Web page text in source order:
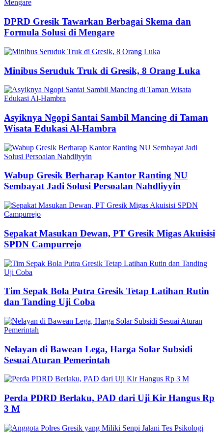
DPRD Gresik Tawarkan Berbagai Skema dan
Formula Solusi di Mengare
Minibus Seruduk Truk di Gresik, 8 Orang Luka
Asyiknya Ngopi Santai Sambil Mancing di Taman
Wisata Edukasi Al-Hambra
Wabup Gresik Berharap Kantor Ranting NU
Sembayat Jadi Solusi Persoalan Nahdliyyin
Sepakat Masukan Dewan, PT Gresik Migas Akuisisi
SPDN Campurrejo
Tim Sepak Bola Putra Gresik Tetap Latihan Rutin
dan Tanding Uji Coba
Nelayan di Bawean Lega, Harga Solar Subsidi
Sesuai Aturan Pemerintah
Perda PDRD Berlaku, PAD dari Uji Kir Hangus Rp
3 M